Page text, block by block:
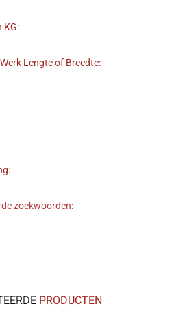
KG:
Lengte of Breedte:
zoekwoorden:
PRODUCTEN